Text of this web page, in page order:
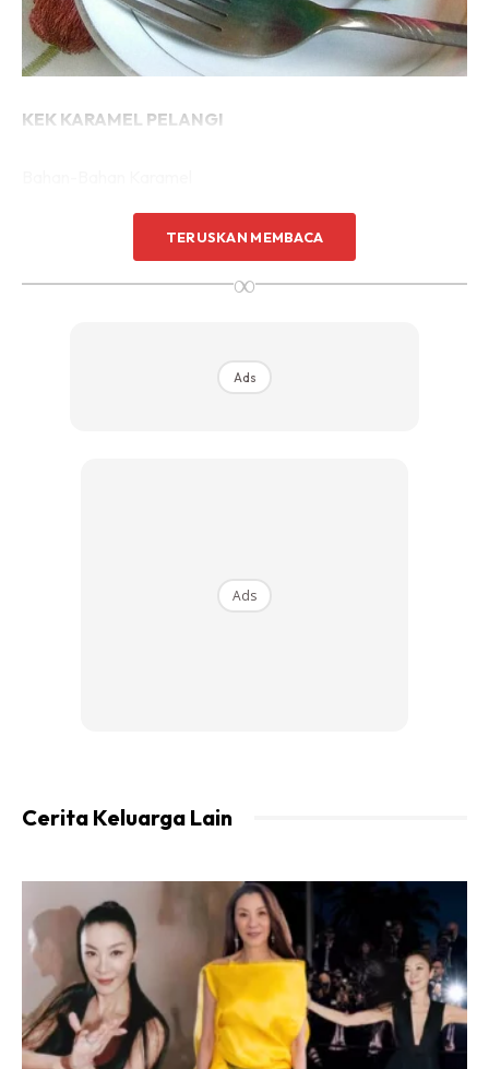
KEK KARAMEL PELANGI
2 sudu besar gula pasir
Bahan-Bahan Meringue
TERUSKAN MEMBACA
∞
Ads
Ads
Cerita Keluarga Lain